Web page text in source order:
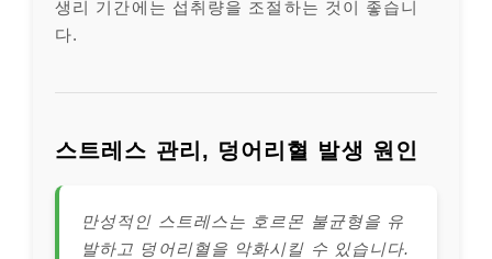
생리 기간에는 섭취량을 조절하는 것이 좋습니
다.
스트레스 관리, 덩어리혈 발생 원인
만성적인 스트레스는 호르몬 불균형을 유
발하고 덩어리혈을 악화시킬 수 있습니다.